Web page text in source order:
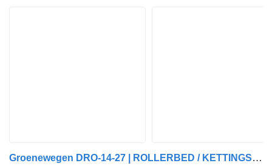
Groenewegen DRO-14-27 | ROLLERBED / KETTINGSYSTEEM * 24v SELF SUPPORT * NL T